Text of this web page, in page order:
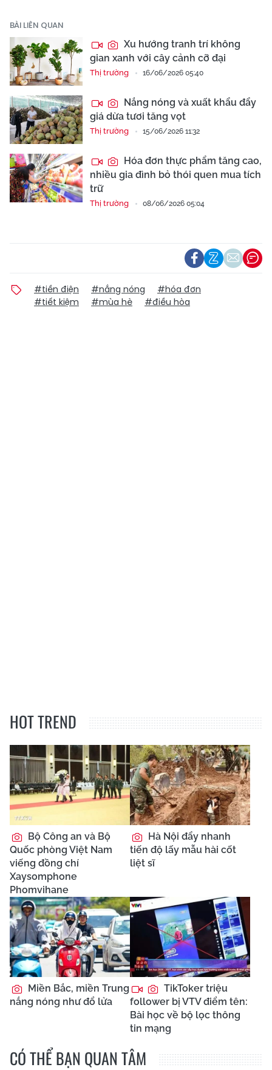
BÀI LIÊN QUAN
Xu hướng tranh trí không
gian xanh với cây cảnh cỡ đại
Thị trường 16/06/2026 05:40
Nắng nóng và xuất khẩu đẩy
giá dừa tươi tăng vọt
Thị trường 15/06/2026 11:32
Hóa đơn thực phẩm tăng cao,
nhiều gia đình bỏ thói quen mua tích
trữ
Thị trường 08/06/2026 05:04
#tiền điện #nắng nóng
#hóa đơn
#tiết kiệm
#mùa hè #điều hòa
HOT TREND
Bộ Công an và Bộ
Quốc phòng Việt Nam
viếng đồng chí
Xaysomphone
Phomvihane
Hà Nội đẩy nhanh
tiến độ lấy mẫu hài cốt
liệt sĩ
Miền Bắc, miền Trung
nắng nóng như đổ lửa
TikToker triệu
follower bị VTV điểm tên:
Bài học về bộ lọc thông
tin mạng
CÓ THỂ BẠN QUAN TÂM